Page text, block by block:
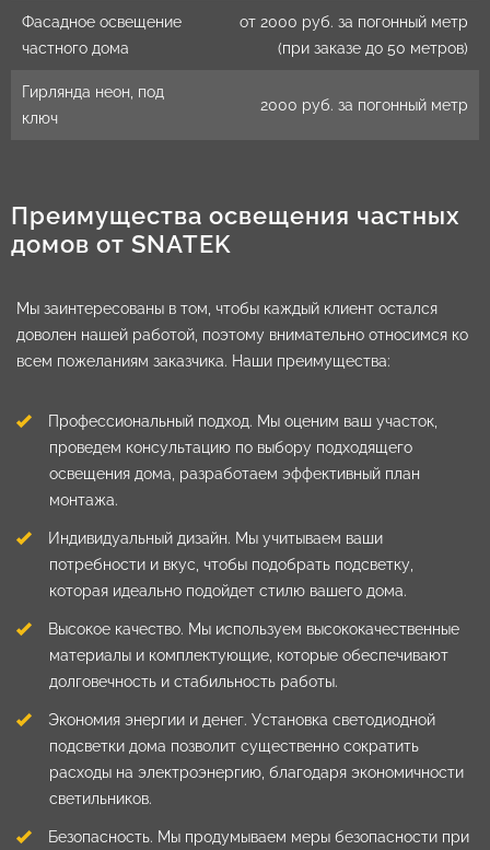
Фасадное освещение
частного дома
от 2000 руб. за погонный метр
(при заказе до 50 метров)
Гирлянда неон, под
ключ
2000 руб. за погонный метр
Преимущества освещения частных
домов от SNATEK
Мы заинтересованы в том, чтобы каждый клиент остался
доволен нашей работой, поэтому внимательно относимся ко
всем пожеланиям заказчика. Наши преимущества:
Профессиональный подход. Мы оценим ваш участок,
проведем консультацию по выбору подходящего
освещения дома, разработаем эффективный план
монтажа.
Индивидуальный дизайн. Мы учитываем ваши
потребности и вкус, чтобы подобрать подсветку,
которая идеально подойдет стилю вашего дома.
Высокое качество. Мы используем высококачественные
материалы и комплектующие, которые обеспечивают
долговечность и стабильность работы.
Экономия энергии и денег. Установка светодиодной
подсветки дома позволит существенно сократить
расходы на электроэнергию, благодаря экономичности
светильников.
Безопасность. Мы продумываем меры безопасности при